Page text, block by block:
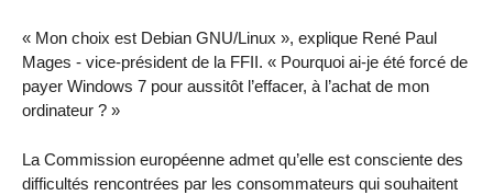
Mon choix est Debian GNU/Linux
, explique René Paul
Mages - vice-président de la FFII.
Pourquoi ai-je été forcé de
payer Windows 7 pour aussitôt l’effacer, à l’achat de mon
ordinateur ?
La Commission européenne admet qu’elle est consciente des
difficultés rencontrées par les consommateurs qui souhaitent